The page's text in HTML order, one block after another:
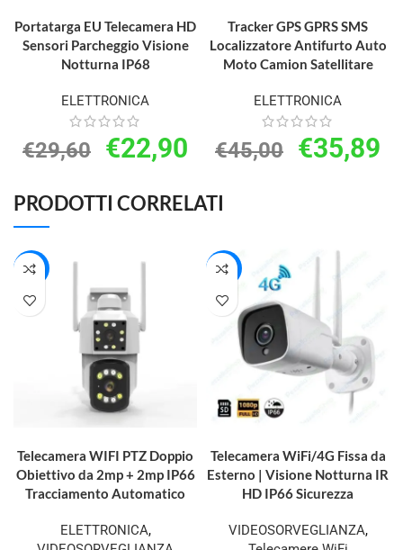
Portatarga EU Telecamera HD
Sensori Parcheggio Visione
Notturna IP68
ELETTRONICA
€29,60 €22,90
Tracker GPS GPRS SMS
Localizzatore Antifurto Auto
Moto Camion Satellitare
ELETTRONICA
€45,00 €35,89
PRODOTTI CORRELATI
-26%
Telecamera WIFI PTZ Doppio
Obiettivo da 2mp + 2mp IP66
Tracciamento Automatico
ELETTRONICA,
-23%
Telecamera WiFi/4G Fissa da
Esterno | Visione Notturna IR
HD IP66 Sicurezza
VIDEOSORVEGLIANZA,